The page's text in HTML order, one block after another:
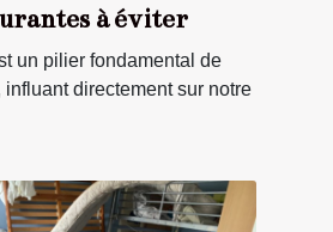
à éviter
un pilier fondamental de
influant directement sur notre